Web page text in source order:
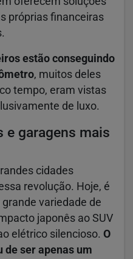
próprias financeiras
estão conseguindo
, muitos deles
tempo, eram vistas
de luxo.
e garagens mais
cidades
revolução. Hoje, é
variedade de
japonês ao SUV
elétrico silencioso. O
ser apenas um